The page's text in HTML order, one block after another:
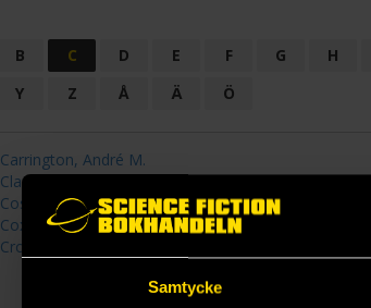
Samtycke
B C D E F G H
Y Z Å Ä Ö
Carrington, André M.
Clark, Timothy
Costello, Rob
Coxon, Dan
Crossley-Holland, Kevin